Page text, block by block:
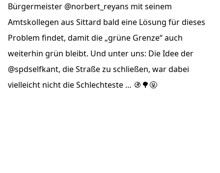
Bürgermeister @norbert_reyans mit seinem
Amtskollegen aus Sittard bald eine Lösung für dieses
Problem findet, damit die „grüne Grenze“ auch
weiterhin grün bleibt. Und unter uns: Die Idee der
@spdselfkant, die Straße zu schließen, war dabei
vielleicht nicht die Schlechteste … 🚯🌳🤬